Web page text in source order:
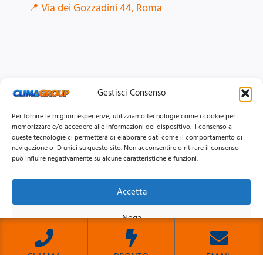
Gestisci Consenso
Per fornire le migliori esperienze, utilizziamo tecnologie come i cookie per
memorizzare e/o accedere alle informazioni del dispositivo. Il consenso a
queste tecnologie ci permetterà di elaborare dati come il comportamento di
navigazione o ID unici su questo sito. Non acconsentire o ritirare il consenso
può influire negativamente su alcune caratteristiche e funzioni.
Accetta
Nega
Visualizza le preferenze
📍Via dei Gozzadini 44, Roma
© 2026 Clima Group Impianti Srls P.IVA: 17771951005
Privacy
CookiePolicy | Mappa del Sito